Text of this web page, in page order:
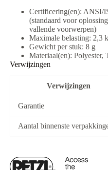
Certificering(en): ANSI/
(standaard voor
vallende voorwerpen)
Maximale belasting: 2,3
Gewicht per stuk: 8 g
Materiaal(en): Polyester,
Verwijzingen
Verwijzingen
Garantie
Aantal binnenste